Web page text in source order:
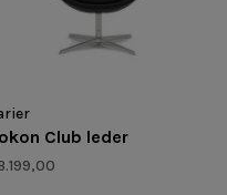
Club leder